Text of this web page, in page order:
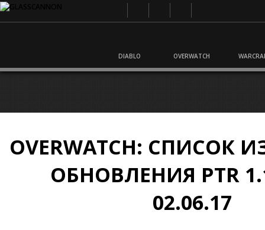
DIABLO OVERWATCH
OVERWATCH: СПИСОК
ОБНОВЛЕНИЯ PTR
02.06.17